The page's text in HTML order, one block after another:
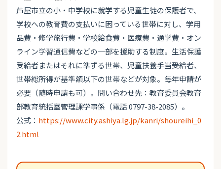
芦屋市立の小・中学校に就学する児童生徒の保護者で、
学校への教育費の支払いに困っている世帯に対し、学用
品費・修学旅行費・学校給食費・医療費・通学費・オン
ライン学習通信費などの一部を援助する制度。生活保護
受給者またはそれに準ずる世帯、児童扶養手当受給者、
世帯総所得が基準額以下の世帯などが対象。毎年申請が
必要（随時申請も可）。問い合わせ先：教育委員会教育
部教育統括室管理課学事係（電話 0797-38-2085）。
公式： https://www.city.ashiya.lg.jp/kanri/shoureihi_0
2.html